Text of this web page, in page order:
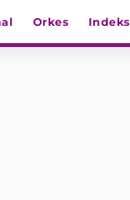
Orkes Indeks